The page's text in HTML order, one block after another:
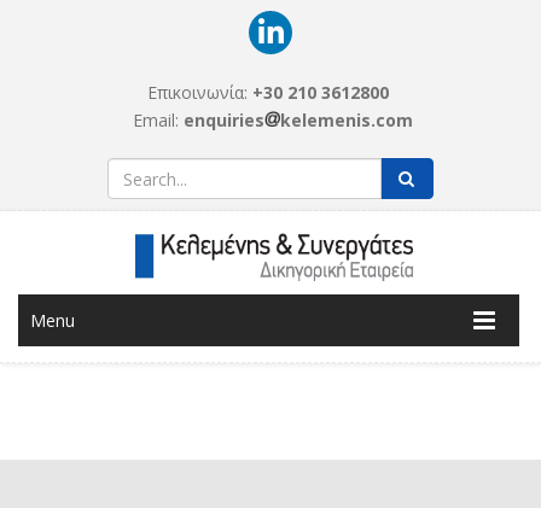
Επικοινωνία: +30 210 3612800
Email: enquiries kelemenis­­.com
Menu